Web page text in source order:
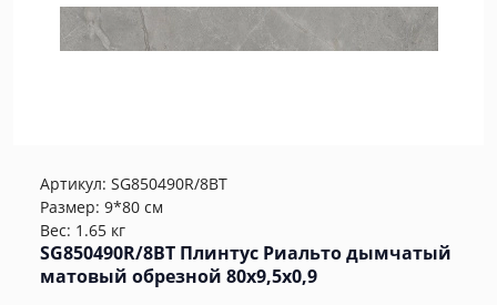
Артикул: SG850490R/8BT
Размер: 9*80 см
Вес: 1.65 кг
SG850490R/8BT Плинтус Риальто дымчатый
матовый обрезной 80x9,5x0,9